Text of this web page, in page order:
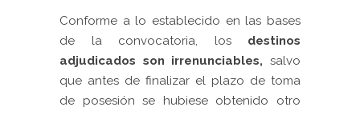
Conforme a lo establecido en las bases
de la convocatoria, los destinos
adjudicados son irrenunciables, salvo
que antes de finalizar el plazo de toma
de posesión se hubiese obtenido otro